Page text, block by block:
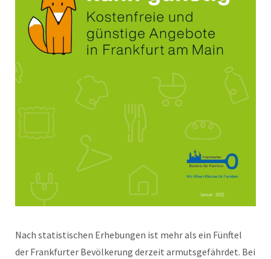
Nach statistischen Erhebungen ist mehr als ein Fünftel
der Frankfurter Bevölkerung derzeit armutsgefährdet. Bei